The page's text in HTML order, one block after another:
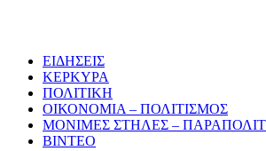
ΕΙΔΗΣΕΙΣ
ΚΕΡΚΥΡΑ
ΠΟΛΙΤΙΚΗ
ΟΙΚΟΝΟΜΙΑ – ΠΟΛΙΤΙΣΜΟΣ
ΜΟΝΙΜΕΣ ΣΤΗΛΕΣ –
ΒΙΝΤΕΟ